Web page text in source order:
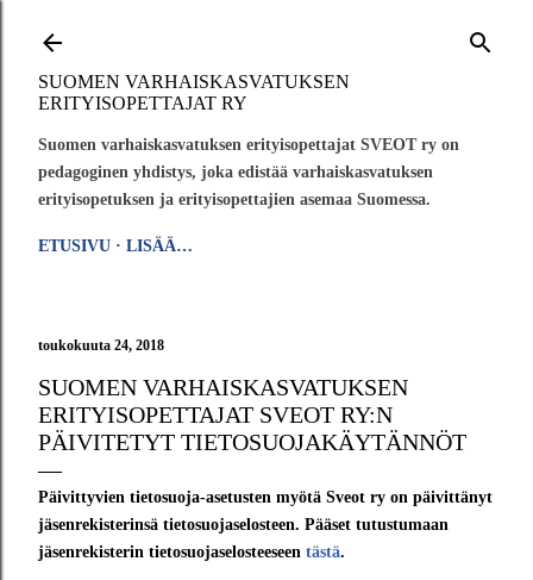
SUOMEN VARHAISKASVATUKSEN
ERITYISOPETTAJAT RY
Suomen varhaiskasvatuksen erityisopettajat SVEOT ry on
pedagoginen yhdistys, joka edistää varhaiskasvatuksen
erityisopetuksen ja erityisopettajien asemaa Suomessa.
ETUSIVU LISÄÄ…
toukokuuta 24, 2018
SUOMEN VARHAISKASVATUKSEN
ERITYISOPETTAJAT SVEOT RY:N
PÄIVITETYT TIETOSUOJAKÄYTÄNNÖT
Päivittyvien tietosuoja-asetusten myötä Sveot ry on päivittänyt
jäsenrekisterinsä tietosuojaselosteen. Pääset tutustumaan
jäsenrekisterin tietosuojaselosteeseen tästä.